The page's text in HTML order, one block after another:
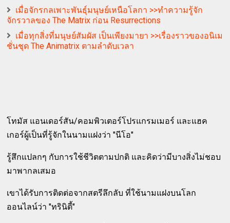
เมื่อจักรกลเพาะพันธุ์มนุษย์เหนือโลกา >>ทำความรู้จัก
จักรวาลของ The Matrix ก่อน Resurrections
เมื่อทุกสิ่งที่มนุษย์สัมผัส เป็นเพียงมายา >>เรื่องราวของอนิเม
ชั่นชุด The Animatrix ตามลำดับเวลา
โทมัส แอนเดอร์สัน/คอมพิวเตอร์โปรแกรมเมอร์ และแฮค
เกอร์ผู้เป็นที่รู้จักในนามแฝงว่า "นีโอ"
รู้สึกแปลกๆ กับการใช้ชีวิตตามปกติ และคิดว่ามีบางสิ่งไม่ชอบ
มาพากลเสมอ
เขาได้รับการติดต่อจากสตรีลึกลับ ที่ใช้นามแฝงบนโลก
ออนไลน์ว่า "ทรินิตี้"